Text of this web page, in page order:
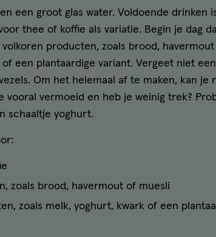
een groot glas water. Voldoende drinken
thee of koffie als variatie. Begin je dag
producten, zoals brood,
een plantaardige variant. Vergeet niet
Om het helemaal af te maken, kan je
vooral vermoeid en heb je weinig trek?
schaaltje yoghurt.
zoals brood, havermout of muesli
zoals melk, yoghurt, kwark of een